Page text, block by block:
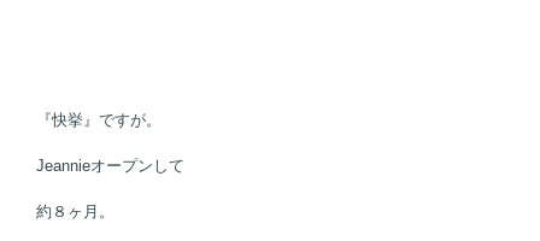
『快挙』ですが。
Jeannieオープンして
約８ヶ月。